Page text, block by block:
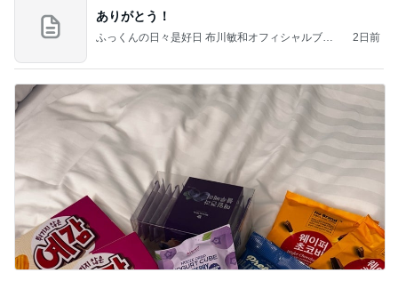
ありがとう！
ふっくんの日々是好日 布川敏和オフィシャルブロ
2日前